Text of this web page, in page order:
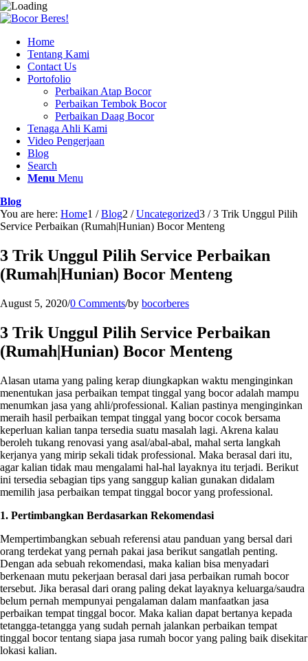
Home
Tentang Kami
Contact Us
Portofolio
Perbaikan Atap Bocor
Perbaikan Tembok Bocor
Perbaikan Daag Bocor
Tenaga Ahli Kami
Video Pengerjaan
Blog
Search
Menu Menu
Blog
You are here: Home1 / Blog2 / Uncategorized3 / 3 Trik Unggul Pilih
Service Perbaikan (Rumah|Hunian) Bocor Menteng
3 Trik Unggul Pilih Service Perbaikan
(Rumah|Hunian) Bocor Menteng
August 5, 2020/0 Comments/by bocorberes
3 Trik Unggul Pilih Service Perbaikan
(Rumah|Hunian) Bocor Menteng
Alasan utama yang paling kerap diungkapkan waktu menginginkan
menentukan jasa perbaikan tempat tinggal yang bocor adalah mampu
menumkan jasa yang ahli/professional. Kalian pastinya menginginkan
meraih hasil perbaikan tempat tinggal yang bocor cocok bersama
keperluan kalian tanpa tersedia suatu masalah lagi. Akrena kalau
beroleh tukang renovasi yang asal/abal-abal, mahal serta langkah
kerjanya yang mirip sekali tidak professional. Maka berasal dari itu,
agar kalian tidak mau mengalami hal-hal layaknya itu terjadi. Berikut
ini tersedia sebagian tips yang sanggup kalian gunakan didalam
memilih jasa perbaikan tempat tinggal bocor yang professional.
1. Pertimbangkan Berdasarkan Rekomendasi
Mempertimbangkan sebuah referensi atau panduan yang bersal dari
orang terdekat yang pernah pakai jasa berikut sangatlah penting.
Dengan ada sebuah rekomendasi, maka kalian bisa menyadari
berkenaan mutu pekerjaan berasal dari jasa perbaikan rumah bocor
tersebut. Jika berasal dari orang paling dekat layaknya keluarga/saudra
belum pernah mempunyai pengalaman dalam manfaatkan jasa
perbaikan tempat tinggal bocor. Maka kalian dapat bertanya kepada
tetangga-tetangga yang sudah pernah jalankan perbaikan tempat
tinggal bocor tentang siapa jasa rumah bocor yang paling baik disekitar
lokasi kalian.